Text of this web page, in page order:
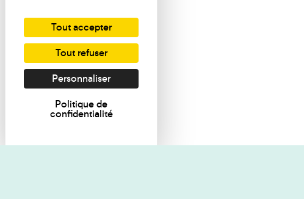
Tout accepter
Tout refuser
Personnaliser
Politique de
confidentialité